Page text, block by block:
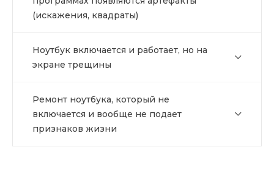
(искажения, квадраты)
Ноутбук включается и работает, но на
экране трещины
Ремонт ноутбука, который не
включается и вообще не подает
признаков жизни